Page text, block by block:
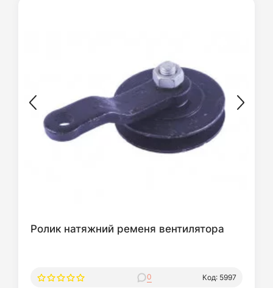
Ролик натяжний ременя вентилятора
0 Код: 5997